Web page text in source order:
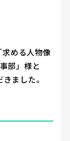
める人物像
部」様と
ました。